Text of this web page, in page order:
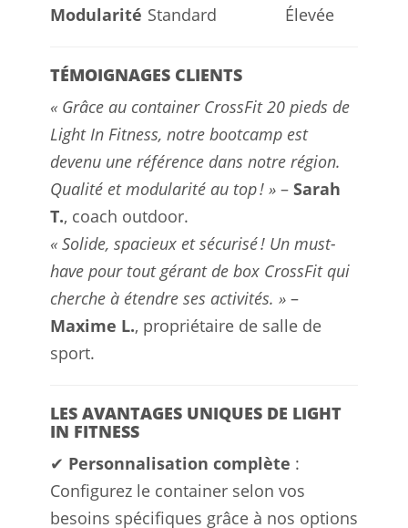
Modularité Standard Élevée
TÉMOIGNAGES CLIENTS
« Grâce au container CrossFit 20 pieds de
Light In Fitness, notre bootcamp est
devenu une référence dans notre région.
Qualité et modularité au top ! » – Sarah
T., coach outdoor.
« Solide, spacieux et sécurisé ! Un must-
have pour tout gérant de box CrossFit qui
cherche à étendre ses activités. » –
Maxime L., propriétaire de salle de
sport.
LES AVANTAGES UNIQUES DE LIGHT
IN FITNESS
✔ Personnalisation complète :
Configurez le container selon vos
besoins spécifiques grâce à nos options